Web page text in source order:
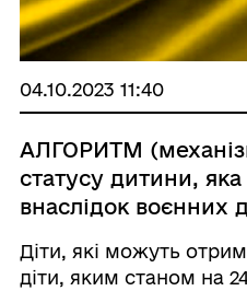
04.10.2023 11:40
АЛГОРИТМ
статусу дитини,
внаслідок воєнних
Діти, які можуть
діти, яким станом на